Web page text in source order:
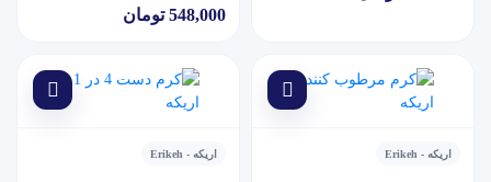
548,000 تومان
اریکه - Erikeh اریکه - Erikeh